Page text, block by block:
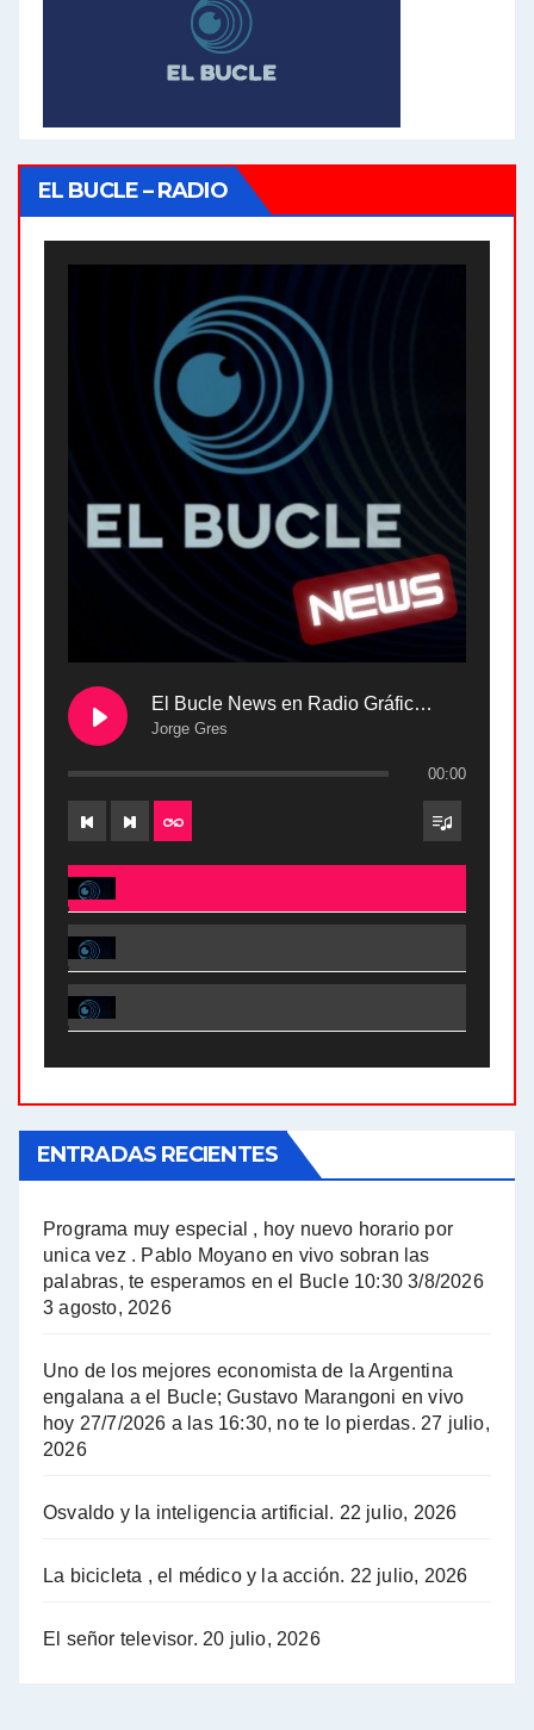
EL BUCLE – RADIO
El Bucle News en Radio Gráfica. Bloque 2 . 28.04.24
Jorge Gres
00:00
El Bucle News en Radio Gráfica. Bloque 2 . 28.04.24 - Jorge Gres
El Bucle News en Radio Gráfica. Bloque 1 . 28.04.24 - Jorge Gres
El Bucle News en Radio Gráfica. Bloque 2 . 21.04.24 - Jorge Gres
A mayor poder al empresariado le cuesta encontrar resistencia - Jose Urtubey con Jorge Gres
Hugo Yasky : Día de la Militancia - Hugo Yasky con Jorge Gres
Hugo Yasky sobre la Coordinadora de las Industrias de Productos Alimenticios (COPAL) - Hugo Yasky con Jorge Gres
Pablo Moyano sobre el espionaje: "Estos personajes siniestros han hecho mucho daño" - Pablo Moyano con Jorge Gres
ENTRADAS RECIENTES
Programa muy especial , hoy nuevo horario por
unica vez . Pablo Moyano en vivo sobran las
palabras, te esperamos en el Bucle 10:30 3/8/2026
3 agosto, 2026
Uno de los mejores economista de la Argentina
engalana a el Bucle; Gustavo Marangoni en vivo
hoy 27/7/2026 a las 16:30, no te lo pierdas. 27 julio,
2026
Osvaldo y la inteligencia artificial. 22 julio, 2026
La bicicleta , el médico y la acción. 22 julio, 2026
El señor televisor. 20 julio, 2026